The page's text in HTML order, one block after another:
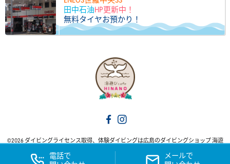
電話で
メールで
田中石油HP更新中！
無料タイヤお預かり！
©2026 ダイビングライセンス取得、体験ダイビングは広島のダイビングショップ 海遊
びカフェ HINANO. All Rights Reserved.